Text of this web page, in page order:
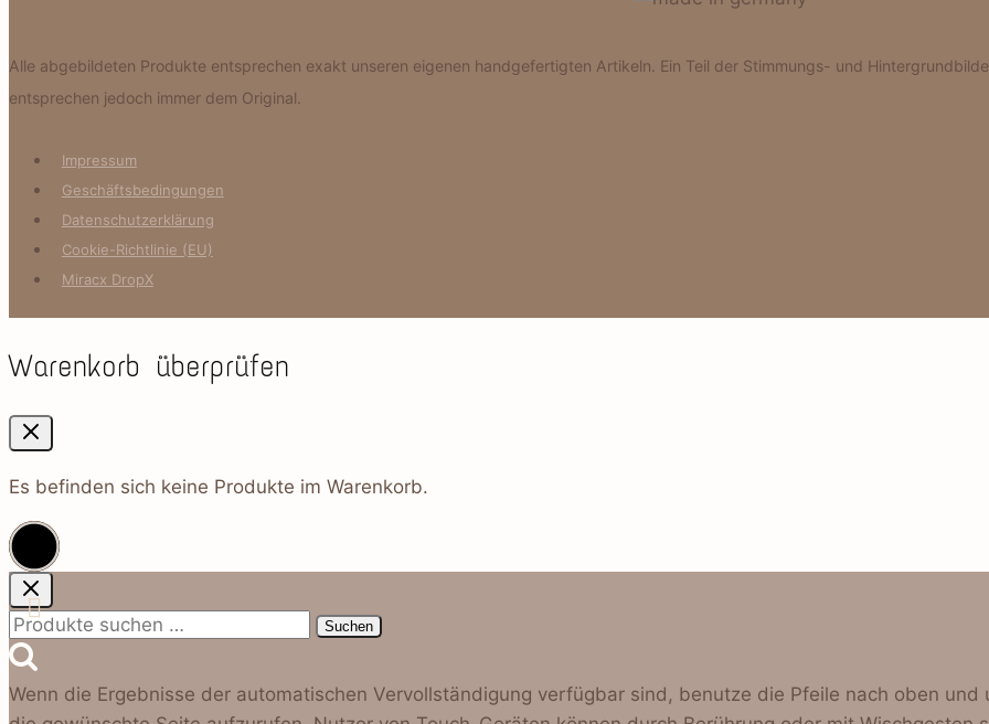
Alle abgebildeten Produkte entsprechen exakt unseren eigenen handgefertigten Artikeln. Ein Teil der Stimmungs- und
entsprechen jedoch immer dem Original.
Impressum
Geschäftsbedingungen
Datenschutzerklärung
Cookie-Richtlinie (EU)
Miracx DropX
Warenkorb überprüfen
Es befinden sich keine Produkte im Warenkorb.
Suchen
nach:
Suchen
Wenn die Ergebnisse der automatischen Vervollständigung verfügbar sind, benutze die Pfeile nach oben